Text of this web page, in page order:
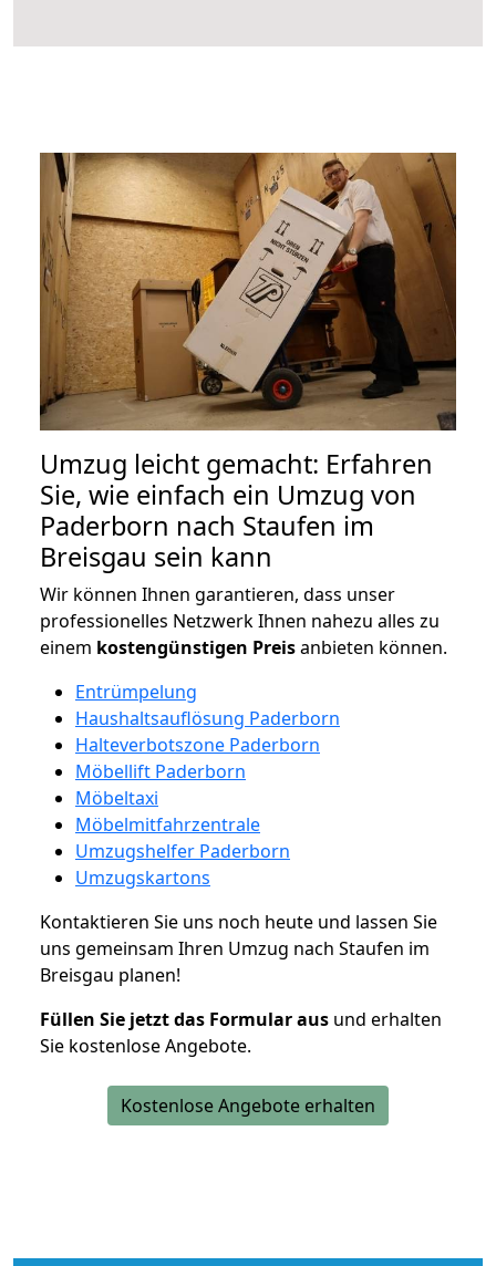
Umzug leicht gemacht: Erfahren
Sie, wie einfach ein Umzug von
Paderborn nach Staufen im
Breisgau sein kann
Wir können Ihnen garantieren, dass unser
professionelles Netzwerk Ihnen nahezu alles zu
einem kostengünstigen Preisanbieten können.
Entrümpelung
Haushaltsauflösung Paderborn
Halteverbotszone Paderborn
Möbellift Paderborn
Möbeltaxi
Möbelmitfahrzentrale
Umzugshelfer Paderborn
Umzugskartons
Kontaktieren Sie uns noch heute und lassen Sie
uns gemeinsam Ihren Umzug nach Staufen im
Breisgau planen!
Füllen Sie jetzt das Formular aus und erhalten
Sie kostenlose Angebote.
Kostenlose Angebote erhalten